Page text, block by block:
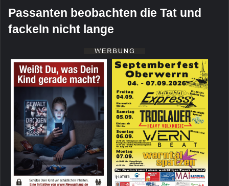
Passanten beobachten die Tat und
fackeln nicht lange